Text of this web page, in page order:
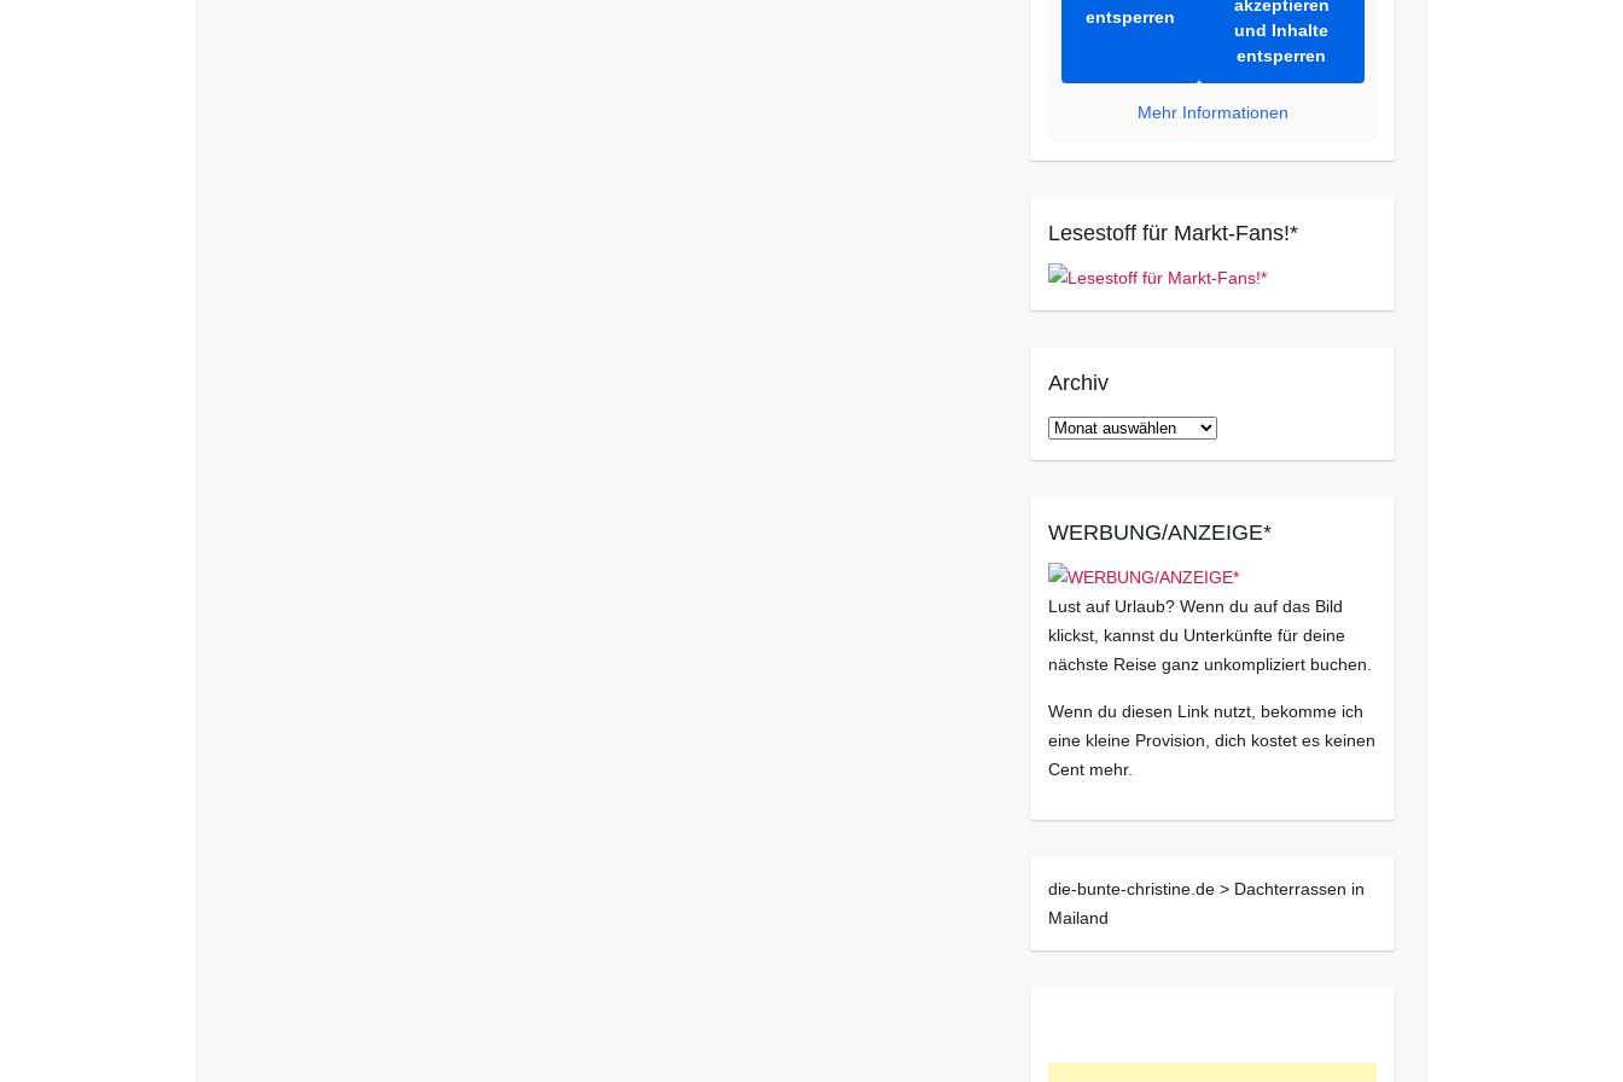
entsperren
akzeptieren
und Inhalte
entsperren
Mehr Informationen
Lesestoff für Markt-Fans!*
Archiv
Archiv
WERBUNG/ANZEIGE*
Lust auf Urlaub? Wenn du auf das Bild
klickst, kannst du Unterkünfte für deine
nächste Reise ganz unkompliziert buchen.
Wenn du diesen Link nutzt, bekomme ich
eine kleine Provision, dich kostet es keinen
Cent mehr.
die-bunte-christine.de > Dachterrassen in
Mailand